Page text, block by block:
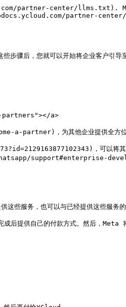
partner-center/llms.txt).
partner-
，您就可以开始将企业客户引导
a>
，为其他企业提供全方位的
，可以将其扩展
support#enterprise-
些服务，也可以与已经提供这些服务的
供自己的付款方式。然后，Meta